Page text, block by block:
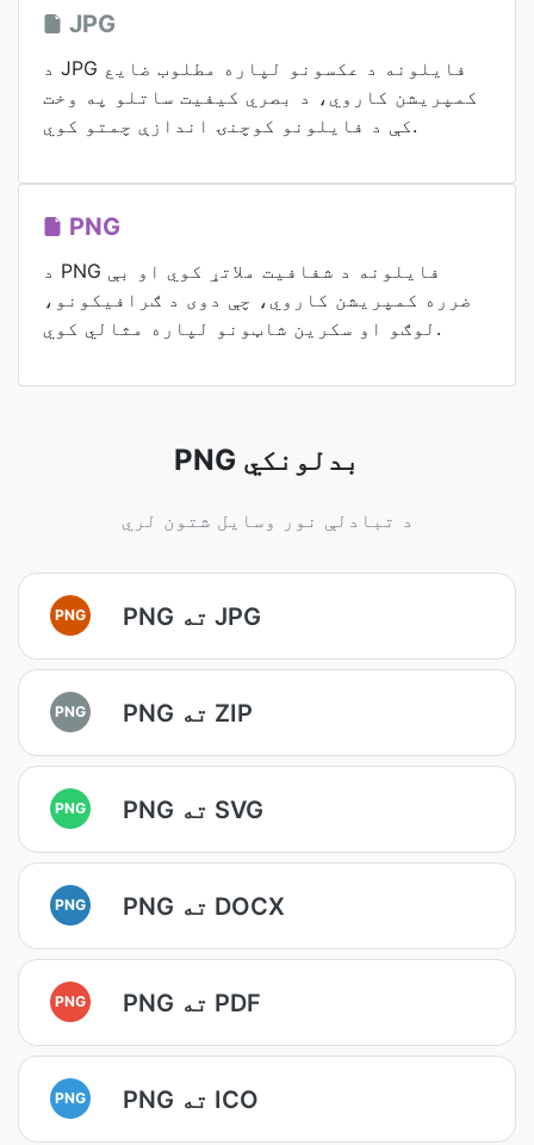
JPG
د JPG فایلونه د عکسونو لپاره مطلوب ضایع
کمپریشن کاروي، د بصري کیفیت ساتلو په وخت
کې د فایلونو کوچنۍ اندازې چمتو کوي.
PNG
د PNG فایلونه د شفافیت ملاتړ کوي او بې
ضرره کمپریشن کاروي، چې دوی د ګرافیکونو،
لوګو او سکرین شاټونو لپاره مثالي کوي.
PNG بدلونکي
د تبادلې نور وسایل شتون لري
PNG PNG ته JPG
PNG PNG ته ZIP
PNG PNG ته SVG
PNG PNG ته DOCX
PNG PNG ته PDF
PNG PNG ته ICO